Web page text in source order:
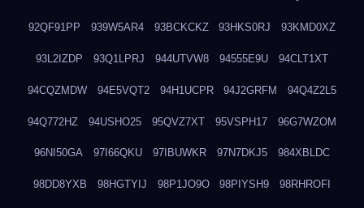
92QF91PP 939W5AR4 93BCKCKZ 93HKS0RJ 93KMD0XZ
93L2IZDP 93Q1LPRJ 944UTVW8 94555E9U 94CLT1XT
94CQZMDW 94E5VQT2 94H1UCPR 94J2GRFM 94Q4Z2L5
94Q772HZ 94USHO25 95QVZ7XT 95VSPH17 96G7WZOM
96NI50GA 97I66QKU 97IBUWKR 97N7DKJ5 984XBLDC
98DD8YXB 98HGTYIJ 98P1JO9O 98PIYSH9 98RHROFI